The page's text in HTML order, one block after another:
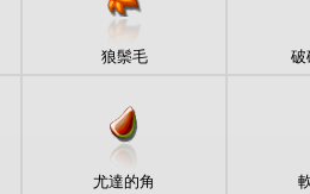
狼鬃毛 破
尤達的角